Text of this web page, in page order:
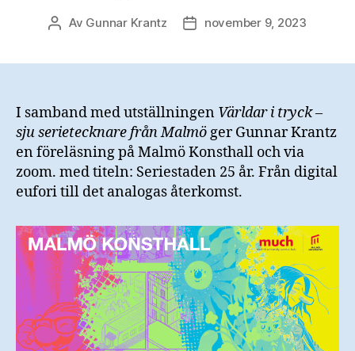
Inläggsförfattare
Av Gunnar Krantz Inläggsdatum
november 9, 2023
I samband med utställningen Världar i tryck –
sju serietecknare från Malmö ger Gunnar Krantz
en föreläsning på Malmö Konsthall och via
zoom. med titeln: Seriestaden 25 år. Från digital
eufori till det analogas återkomst.